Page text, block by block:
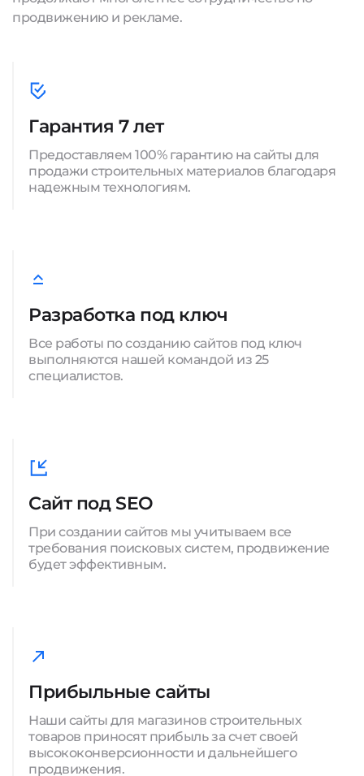
продвижению и рекламе.
Гарантия 7 лет
Предоставляем 100% гарантию на сайты для
продажи строительных материалов благодаря
надежным технологиям.
Разработка под ключ
Все работы по созданию сайтов под ключ
выполняются нашей командой из 25
специалистов.
Сайт под SEO
При создании сайтов мы учитываем все
требования поисковых систем, продвижение
будет эффективным.
Прибыльные сайты
Наши сайты для магазинов строительных
товаров приносят прибыль за счет своей
высококонверсионности и дальнейшего
продвижения.